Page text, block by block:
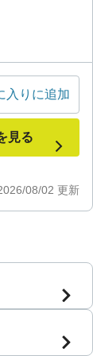
08/02 更新
入りに追加
見る